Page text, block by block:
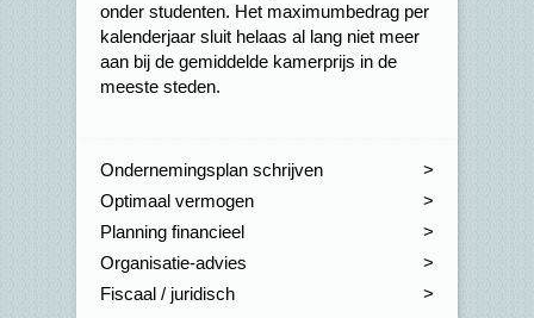
onder studenten. Het maximumbedrag per
kalenderjaar sluit helaas al lang niet meer
aan bij de gemiddelde kamerprijs in de
meeste steden.
Ondernemingsplan schrijven
Optimaal vermogen
Planning financieel
Organisatie-advies
Fiscaal / juridisch